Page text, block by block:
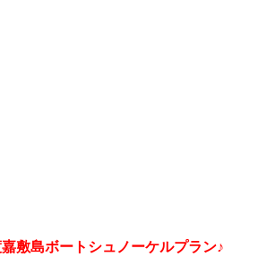
敷島ボートシュノーケルプラン♪